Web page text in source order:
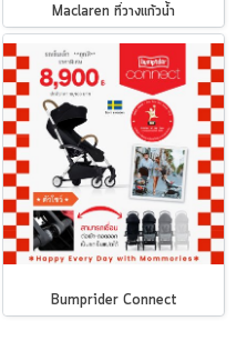
Maclaren ที่วางแก้วน้ำ
Bumprider Connect